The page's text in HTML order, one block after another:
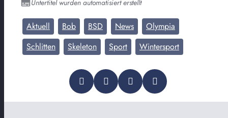
Untertitel wurden automatisiert erstellt
Aktuell Bob BSD News
Olympia
Schlitten
Skeleton Sport Wintersport